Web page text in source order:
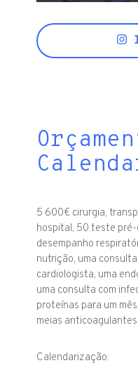
5 600€ cirurgia,
hospital, 50 teste
desempanho
nutrição, uma
cardiologista, uma
uma consulta com
proteínas para um
meias
Calendarização: